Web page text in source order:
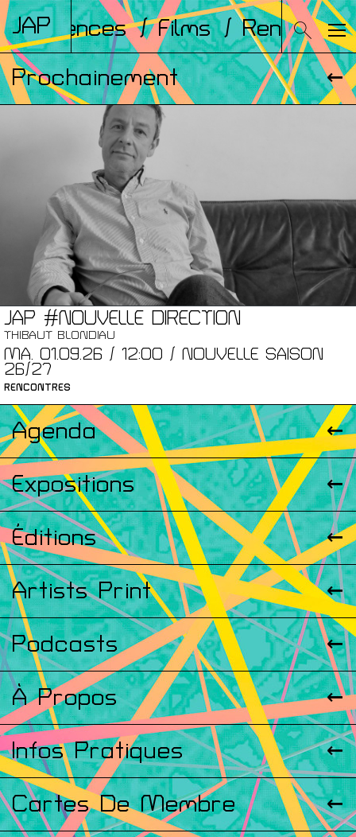
JAP / Films / Rencontres
Prochainement
JAP #NOUVELLE DIRECTION
THIBAUT BLONDIAU
MA. 01.09.26 / 12:00 / NOUVELLE SAISON
26/27
RENCONTRES
Agenda
Expositions
Éditions
Artists Print
Podcasts
À Propos
Infos Pratiques
Cartes De Membre